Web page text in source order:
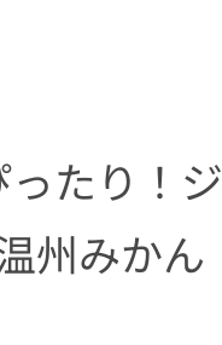
たり！ジ
州みかん